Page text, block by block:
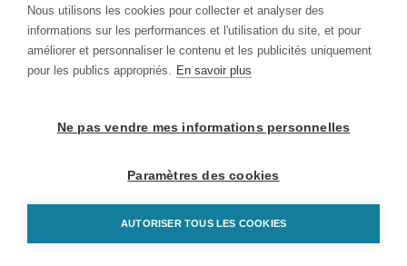
Nous utilisons les cookies pour collecter et analyser des
informations sur les performances et l'utilisation du site, et pour
améliorer et personnaliser le contenu et les publicités uniquement
pour les publics appropriés. En savoir plus
Ne pas vendre mes informations personnelles
Paramètres des cookies
AUTORISER TOUS LES COOKIES